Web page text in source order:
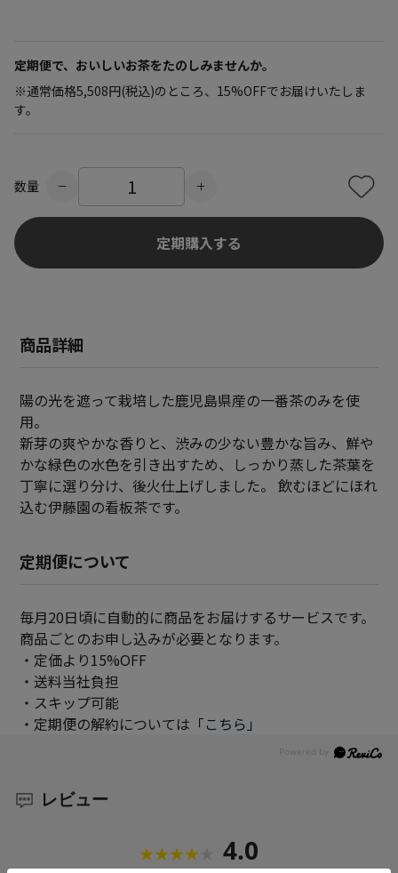
定期便で、おいしいお茶をたのしみませんか。
※通常価格5,508円(税込)のところ、15%OFFでお届けいたしま
す。
数量
定期購入する
商品詳細
陽の光を遮って栽培した鹿児島県産の一番茶のみを使
用。
新芽の爽やかな香りと、渋みの少ない豊かな旨み、鮮や
かな緑色の水色を引き出すため、しっかり蒸した茶葉を
丁寧に選り分け、後火仕上げしました。 飲むほどにほれ
込む伊藤園の看板茶です。
定期便について
毎月20日頃に自動的に商品をお届けするサービスです。
商品ごとのお申し込みが必要となります。
・定価より15%OFF
・送料当社負担
・スキップ可能
・定期便の解約については 「こちら」
レビュー
4.0